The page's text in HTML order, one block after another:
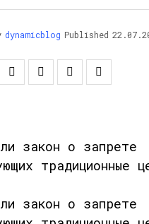
dynamicblog Published